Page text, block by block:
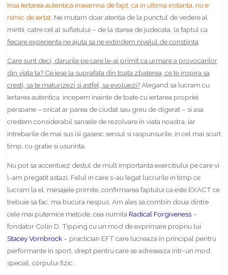
Insa Iertarea autentica inseamna de fapt, ca in ultima instanta, nu e
nimic de iertat. Ne mutam doar atentia de la punctul de vedere al
mintii, catre cel al sufletului – de la starea de judecata, la faptul ca
fiecare experienta ne ajuta sa ne extindem nivelul de constiinta
Care sunt deci, darurile pe care le-ai primit ca urmare a provocarilor
din viata ta? Ce iese la suprafata din toata zbaterea, ce te inspira sa
cresti, sa te maturizezi si astfel, sa evoluezi?Alegand sa lucram cu
Iertarea autentica, incepem inainte de toate cu iertarea propriei
persoane – oricat ar parea de ciudat sau greu de digerat – si asa
crestem considerabil sansele de rezolvare in viata noastra, iar
intrebarile de mai sus isi gasesc sensul si raspunsurile, in cel mai scurt
timp, cu gratie si usurinta.
Nu pot sa accentuez destul de mult importanta exercitiului pe care vi
l-am pregatit astazi. Felul in care s-au legat lucrurile in timp ce
lucram la el, mesajele primite, confirmarea faptului ca este EXACT ce
trebuie sa fac, ma bucura nespus. Am ales sa combin doua dintre
cele mai puternice metode, cea numita Radical Forgiveness–
fondator Colin D. Tipping cu un mod de exprimare propriu lui
Stacey Vornbrock– practician EFT care lucreaza in principal pentru
performante in sport, drept pentru care se adreseaza intr-un mod
special, corpului fizic.